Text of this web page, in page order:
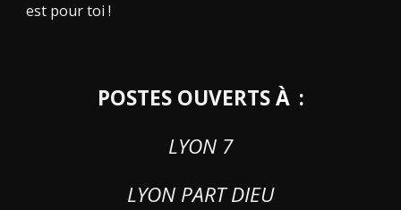
est pour toi !
POSTES OUVERTSÀ :
LYON 7
LYON PART DIEU